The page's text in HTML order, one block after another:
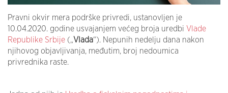
Pravni okvir mera podrške privredi, ustanovljen je
10.04.2020. godine usvajanjem većeg broja uredbi Vlade
Republike Srbije („Vlada“). Nepunih nedelju dana nakon
njihovog objavljivanja, međutim, broj nedoumica
privrednika raste.